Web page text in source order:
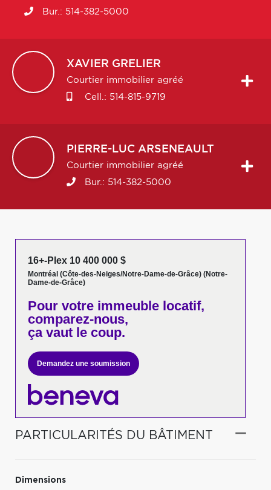
Bur.: 514-382-5000
XAVIER GRELIER
Courtier immobilier agréé
Cell.: 514-815-9719
PIERRE-LUC ARSENEAULT
Courtier immobilier agréé
Bur.: 514-382-5000
16+-Plex 10 400 000 $
Montréal (Côte-des-Neiges/Notre-Dame-de-Grâce) (Notre-
Dame-de-Grâce)
Pour votre immeuble locatif,
comparez-nous,
ça vaut le coup.
Demandez une soumission
PARTICULARITÉS DU BÂTIMENT
Dimensions